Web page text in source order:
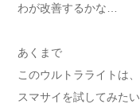
わが改善するかな…
あくまで
このウルトラライトは、
スマサイを試してみた